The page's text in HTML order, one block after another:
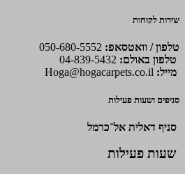
שירות לקוחות
טלפון / וואטסאפ:
טלפון באולם:
מייל: Hoga@hogacarpets.co.il
סניפים ושעות פעילות
סניף דאלית אל־כרמל
שעות פעילות